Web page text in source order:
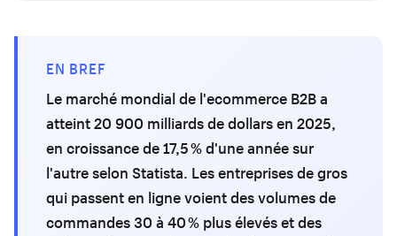
EN BREF
Le marché mondial de l'ecommerce B2B a
atteint 20 900 milliards de dollars en 2025,
en croissance de 17,5 % d'une année sur
l'autre selon Statista. Les entreprises de gros
qui passent en ligne voient des volumes de
commandes 30 à 40 % plus élevés et des